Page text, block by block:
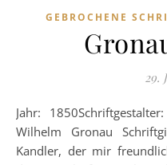
GEBROCHENE
29.
Jahr: 1850Schriftgestalter: Heinrich EhlertSchriftgießerei:
Wilhelm Gronau
Kandler, der mir